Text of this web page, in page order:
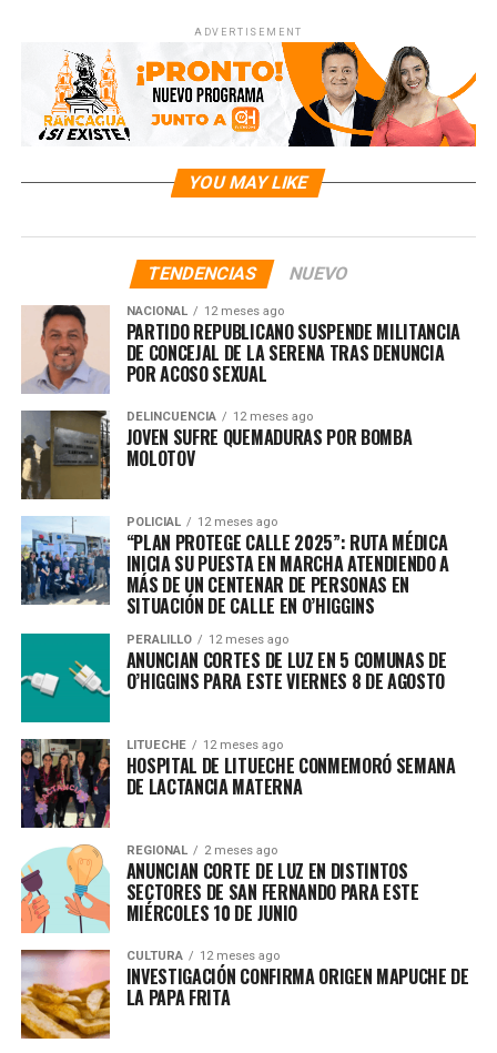
ADVERTISEMENT
YOU MAY LIKE
TENDENCIAS NUEVO
NACIONAL 12 meses ago
PARTIDO REPUBLICANO SUSPENDE MILITANCIA
DE CONCEJAL DE LA SERENA TRAS DENUNCIA
POR ACOSO SEXUAL
DELINCUENCIA 12 meses ago
JOVEN SUFRE QUEMADURAS POR BOMBA
MOLOTOV
POLICIAL 12 meses ago
“PLAN PROTEGE CALLE 2025”: RUTA MÉDICA
INICIA SU PUESTA EN MARCHA ATENDIENDO A
MÁS DE UN CENTENAR DE PERSONAS EN
SITUACIÓN DE CALLE EN O’HIGGINS
PERALILLO 12 meses ago
ANUNCIAN CORTES DE LUZ EN 5 COMUNAS DE
O’HIGGINS PARA ESTE VIERNES 8 DE AGOSTO
LITUECHE 12 meses ago
HOSPITAL DE LITUECHE CONMEMORÓ SEMANA
DE LACTANCIA MATERNA
REGIONAL 2 meses ago
ANUNCIAN CORTE DE LUZ EN DISTINTOS
SECTORES DE SAN FERNANDO PARA ESTE
MIÉRCOLES 10 DE JUNIO
CULTURA 12 meses ago
INVESTIGACIÓN CONFIRMA ORIGEN MAPUCHE DE
LA PAPA FRITA